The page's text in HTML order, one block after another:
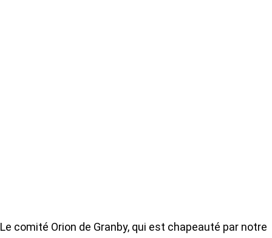
Le comité Orion de Granby, qui est chapeauté par notre